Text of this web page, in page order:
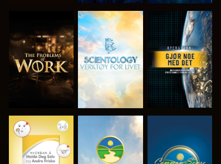
UTFORSK
SERIEN
UTFORSK
SERIEN
SE
SE SE SE